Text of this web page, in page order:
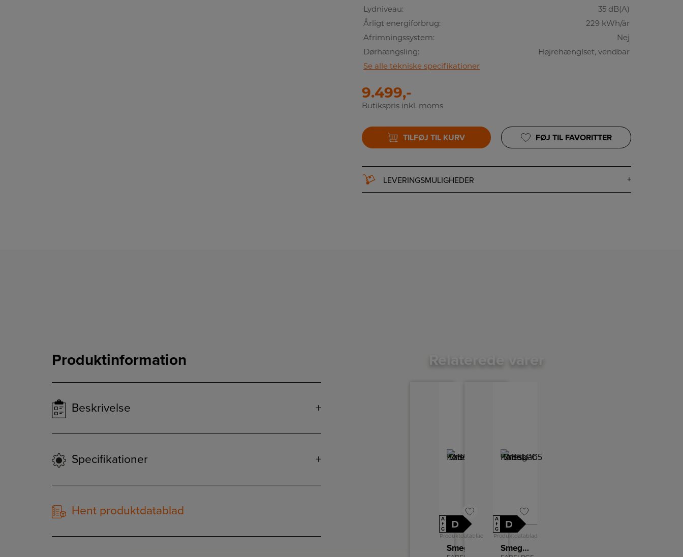
Lydniveau:
35 dB(A)
Årligt energiforbrug:
229 kWh/år
Afrimningssystem:
Nej
Dørhængsling:
Højrehænglset, vendbar
Se alle tekniske specifikationer
9.499,-
Butikspris inkl. moms
TILFØJ TIL KURV FØJ TIL FAVORITTER
LEVERINGSMULIGHEDER
Produktinformation
Beskrivelse
Specifikationer
Hent produktdatablad
Relaterede varer
A
↑
G
D
Produktdatablad
A
↑
G
D
Produktdatablad
Smeg Køleskab